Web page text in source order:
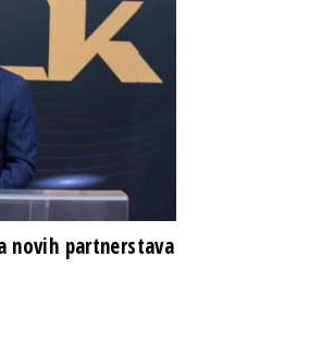
novih partnerstava